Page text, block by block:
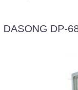
DASONG DP-